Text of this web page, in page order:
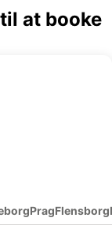
at booke
PragFlensborg